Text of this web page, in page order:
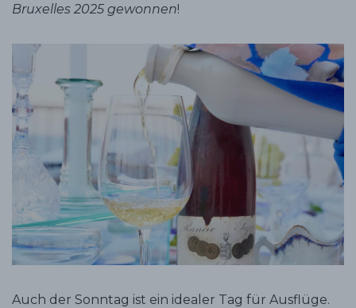
Bruxelles 2025 gewonnen!
Auch der Sonntag ist ein idealer Tag für Ausflüge.